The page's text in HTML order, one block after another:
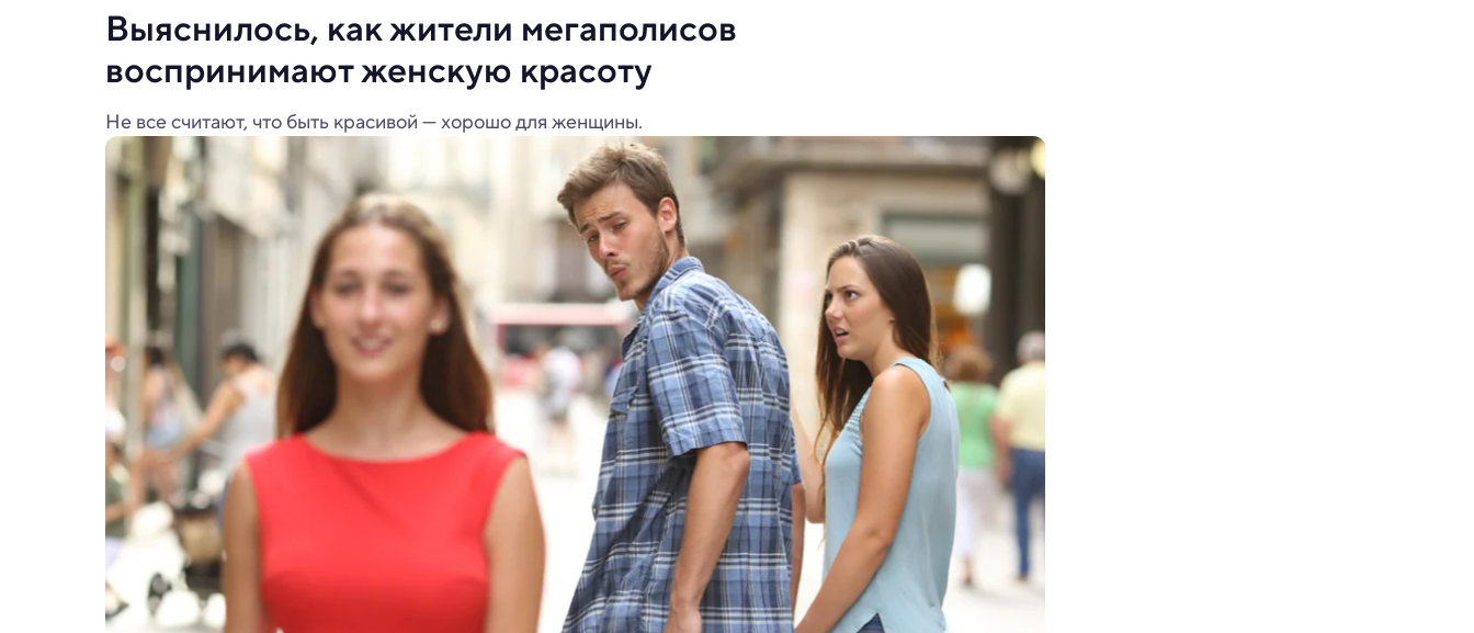
Выяснилось, как жители мегаполисов
воспринимают женскую красоту
Не все считают, что быть красивой — хорошо для женщины.